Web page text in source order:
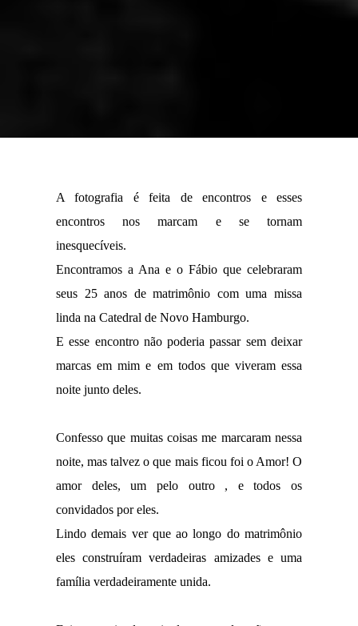
A fotografia é feita de encontros e esses
encontros nos marcam e se tornam
inesquecíveis.
Encontramos a Ana e o Fábio que celebraram
seus 25 anos de matrimônio com uma missa
linda na Catedral de Novo Hamburgo.
E esse encontro não poderia passar sem deixar
marcas em mim e em todos que viveram essa
noite junto deles.
Confesso que muitas coisas me marcaram nessa
noite, mas talvez o que mais ficou foi o Amor! O
amor deles, um pelo outro , e todos os
convidados por eles.
Lindo demais ver que ao longo do matrimônio
eles construíram verdadeiras amizades e uma
família verdadeiramente unida.